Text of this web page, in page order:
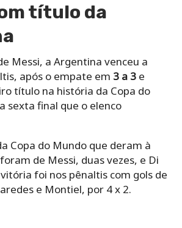
título da
Messi, a Argentina venceu a
após o empate em 3 a 3 e
título na história da Copa do
sexta final que o elenco
Copa do Mundo que deram à
de Messi, duas vezes, e Di
foi nos pênaltis com gols de
e Montiel, por 4 x 2.